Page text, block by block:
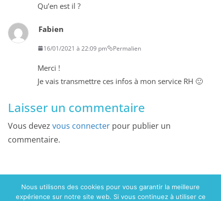
Qu’en est il ?
Fabien
16/01/2021 à 22:09 pm Permalien
Merci !
Je vais transmettre ces infos à mon service RH 🙂
Laisser un commentaire
Vous devez vous connecter pour publier un
commentaire.
Nous utilisons des cookies pour vous garantir la meilleure
expérience sur notre site web. Si vous continuez à utiliser ce